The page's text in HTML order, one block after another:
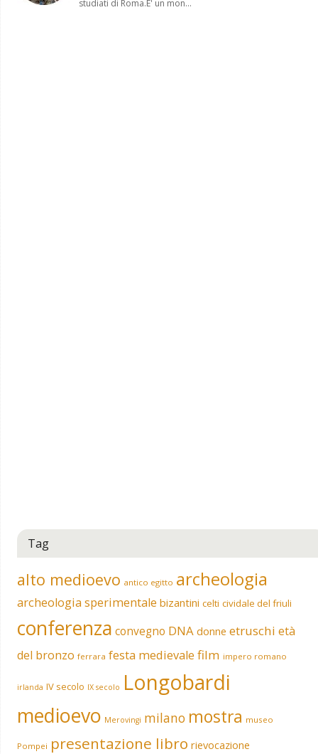
Tag
alto medioevo antico egitto archeologia
archeologia sperimentale bizantini celti cividale del friuli
conferenza convegno DNA donne etruschi età
del bronzo ferrara festa medievale film impero romano
irlanda IV secolo IX secolo Longobardi
medioevo Merovingi milano mostra museo
Pompei presentazione libro rievocazione